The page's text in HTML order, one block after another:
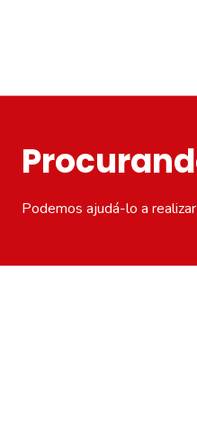
Podemos ajudá-lo a